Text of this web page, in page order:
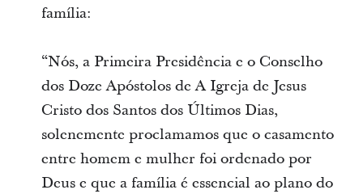
família:
“Nós, a Primeira Presidência e o Conselho
dos Doze Apóstolos de A Igreja de Jesus
Cristo dos Santos dos Últimos Dias,
solenemente proclamamos que o casamento
entre homem e mulher foi ordenado por
Deus e que a família é essencial ao plano do